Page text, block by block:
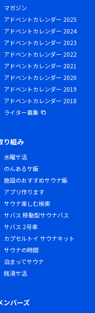
マガジン
アドベントカレンダー 2025
アドベントカレンダー 2024
アドベントカレンダー 2023
アドベントカレンダー 2022
アドベントカレンダー 2021
アドベントカレンダー 2020
アドベントカレンダー 2019
アドベントカレンダー 2018
ライター募集
り組み
水曜サ活
のんあるサ飯
施設のおすすめサウナ飯
アプリ作ります
サウナ楽しむ検索
サバス 移動型サウナバス
サバス 2号車
カプセルトイ サウナキット
サウナの時間
泊まってサウナ
銭湯サ活
ンバーズ